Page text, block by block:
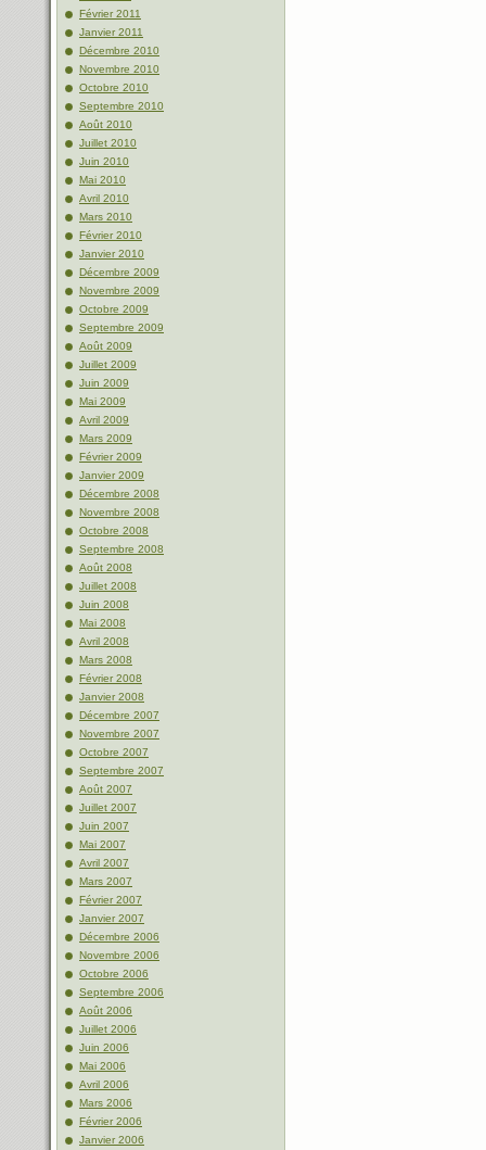
Février 2011
Janvier 2011
Décembre 2010
Novembre 2010
Octobre 2010
Septembre 2010
Août 2010
Juillet 2010
Juin 2010
Mai 2010
Avril 2010
Mars 2010
Février 2010
Janvier 2010
Décembre 2009
Novembre 2009
Octobre 2009
Septembre 2009
Août 2009
Juillet 2009
Juin 2009
Mai 2009
Avril 2009
Mars 2009
Février 2009
Janvier 2009
Décembre 2008
Novembre 2008
Octobre 2008
Septembre 2008
Août 2008
Juillet 2008
Juin 2008
Mai 2008
Avril 2008
Mars 2008
Février 2008
Janvier 2008
Décembre 2007
Novembre 2007
Octobre 2007
Septembre 2007
Août 2007
Juillet 2007
Juin 2007
Mai 2007
Avril 2007
Mars 2007
Février 2007
Janvier 2007
Décembre 2006
Novembre 2006
Octobre 2006
Septembre 2006
Août 2006
Juillet 2006
Juin 2006
Mai 2006
Avril 2006
Mars 2006
Février 2006
Janvier 2006